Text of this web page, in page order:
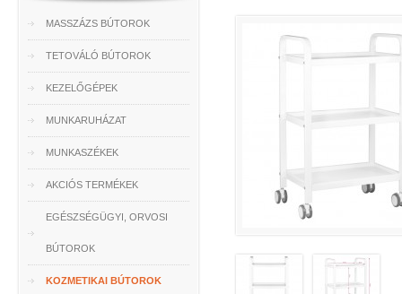
MASSZÁZS BÚTOROK
TETOVÁLÓ BÚTOROK
KEZELŐGÉPEK
MUNKARUHÁZAT
MUNKASZÉKEK
AKCIÓS TERMÉKEK
EGÉSZSÉGÜGYI, ORVOSI
BÚTOROK
KOZMETIKAI BÚTOROK